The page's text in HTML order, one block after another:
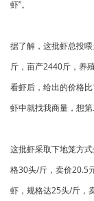
虾”。
据了解，这批虾总投
斤，亩产2440斤，养
看虾后，给出的价格
虾中就找我商量，想第
这批虾采取下地笼方
格30头/斤，卖价20.5
虾，规格达25头/斤，